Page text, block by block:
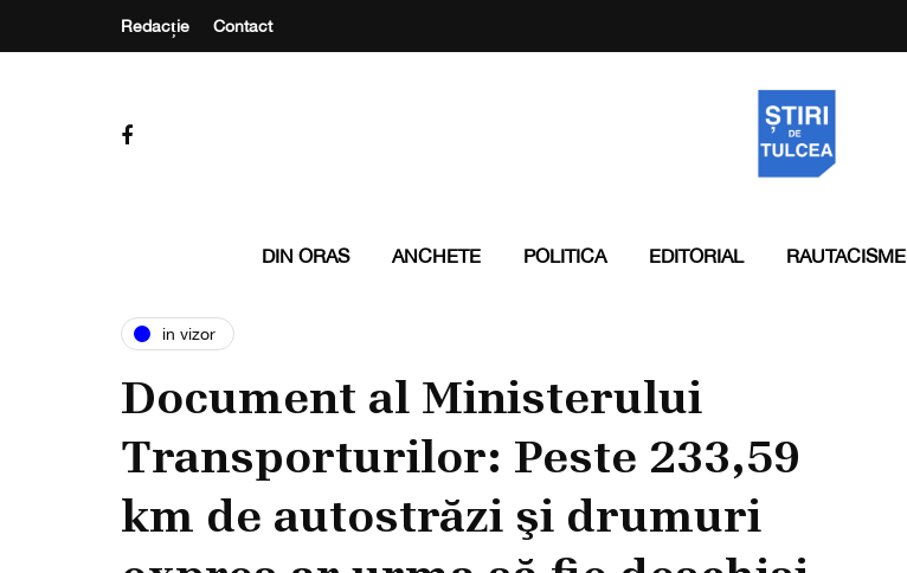
Redacție Contact
DIN ORAS ANCHETE POLITICA EDITORIAL RAUTACISME
in vizor
Document al Ministerului
Transporturilor: Peste 233,59
km de autostrăzi şi drumuri